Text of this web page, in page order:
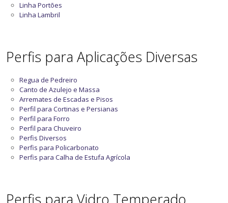
Linha Portões
Linha Lambril
Perfis para Aplicações Diversas
Regua de Pedreiro
Canto de Azulejo e Massa
Arremates de Escadas e Pisos
Perfil para Cortinas e Persianas
Perfil para Forro
Perfil para Chuveiro
Perfis Diversos
Perfis para Policarbonato
Perfis para Calha de Estufa Agrícola